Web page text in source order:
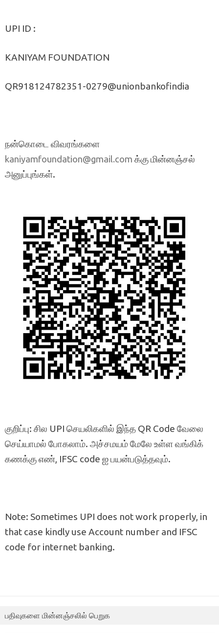
UPI ID :
KANIYAM FOUNDATION
QR918124782351-0279@unionbankofindia
நன்கொடை விவரங்களை
kaniyamfoundation@gmail.com க்கு மின்னஞ்சல்
அனுப்புங்கள்.
குறிப்பு: சில UPI செயலிகளில் இந்த QR Code வேலை
செய்யாமல் போகலாம். அச்சமயம் மேலே உள்ள வங்கிக்
கணக்கு எண், IFSC code ஐ பயன்படுத்தவும்.
Note: Sometimes UPI does not work properly, in
that case kindly use Account number and IFSC
code for internet banking.
பதிவுகளை மின்னஞ்சலில் பெறுக